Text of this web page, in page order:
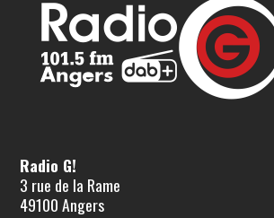
Radio G!
3 rue de la Rame
49100 Angers